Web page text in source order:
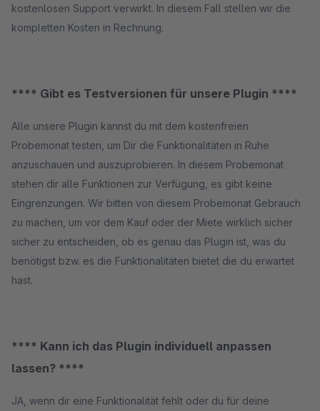
kostenlosen Support verwirkt. In diesem Fall stellen wir die
kompletten Kosten in Rechnung.
**** Gibt es Testversionen für unsere Plugin ****
Alle unsere Plugin kannst du mit dem kostenfreien
Probemonat testen, um Dir die Funktionalitäten in Ruhe
anzuschauen und auszuprobieren. In diesem Probemonat
stehen dir alle Funktionen zur Verfügung, es gibt keine
Eingrenzungen. Wir bitten von diesem Probemonat Gebrauch
zu machen, um vor dem Kauf oder der Miete wirklich sicher
sicher zu entscheiden, ob es genau das Plugin ist, was du
benötigst bzw. es die Funktionalitäten bietet die du erwartet
hast.
**** Kann ich das Plugin individuell anpassen
lassen? ****
JA, wenn dir eine Funktionalität fehlt oder du für deine